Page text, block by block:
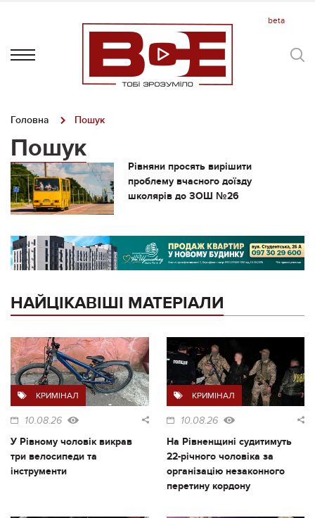
Головна Пошук
Пошук
Рівняни просять вирішити
проблему вчасного доїзду
школярів до ЗОШ №26
НАЙЦІКАВІШІ МАТЕРІАЛИ
КРИМІНАЛ
10.08.26
У Рівному чоловік викрав
три велосипеди та
інструменти
КРИМІНАЛ
10.08.26
На Рівненщині судитимуть
22-річного чоловіка за
організацію незаконного
перетину кордону